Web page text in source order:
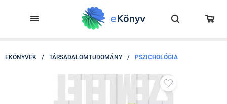
EKÖNYVEK / TÁRSADALOMTUDOMÁNY / PSZICHOLÓGIA